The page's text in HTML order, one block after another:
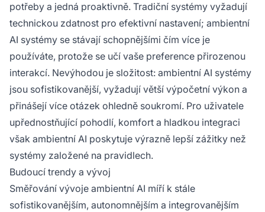
potřeby a jedná proaktivně. Tradiční systémy vyžadují
technickou zdatnost pro efektivní nastavení; ambientní
AI systémy se stávají schopnějšími čím více je
používáte, protože se učí vaše preference přirozenou
interakcí. Nevýhodou je složitost: ambientní AI systémy
jsou sofistikovanější, vyžadují větší výpočetní výkon a
přinášejí více otázek ohledně soukromí. Pro uživatele
upřednostňující pohodlí, komfort a hladkou integraci
však ambientní AI poskytuje výrazně lepší zážitky než
systémy založené na pravidlech.
Budoucí trendy a vývoj
Směřování vývoje ambientní AI míří k stále
sofistikovanějším, autonomnějším a integrovanějším